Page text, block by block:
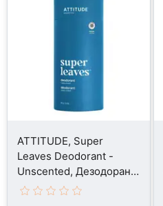
ATTITUDE, Super
Leaves Deodorant -
Unscented, Дезодорант,
85 г